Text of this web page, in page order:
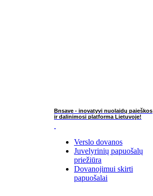
Bnsave - inovatyvi nuolaidų paieškos
ir dalinimosi platforma Lietuvoje!
Verslo dovanos
Juvelyrinių papuošalų
priežiūra
Dovanojimui skirti
papuošalai